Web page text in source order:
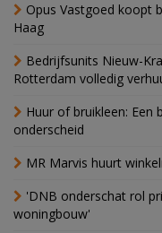
Opus Vastgoed koopt
Haag
Bedrijfsunits Nieuw-
Rotterdam volledig
Huur of bruikleen: Een
onderscheid
MR Marvis huurt
'DNB onderschat rol
woningbouw'